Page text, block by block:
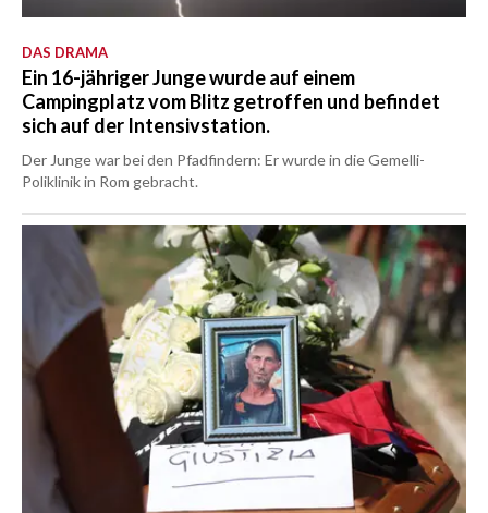
DAS DRAMA
Ein 16-jähriger Junge wurde auf einem
Campingplatz vom Blitz getroffen und befindet
sich auf der Intensivstation.
Der Junge war bei den Pfadfindern: Er wurde in die Gemelli-
Poliklinik in Rom gebracht.